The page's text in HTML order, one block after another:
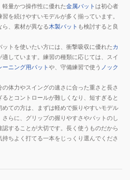
量かつ操作性に優れた金属バット は初心者
を続けやすいモデルが多く揃っています。
ら、素材が異なる木製バット も検討すると良
トを使いたい方には、衝撃吸収に優れたカ
適しています。練習の種類に応じては、スイ
ーニング用バット や、守備練習で使う ノック
体力やスイングの速さに合った重さと長さ
とコントロールが難しくなり、短すぎると
ての方は、まずは軽めで振りやすいモデル
らに、グリップの握りやすさやバットのし
することが大切です。長く使うものだから
ちよく打てる一本をじっくり選んでくださ